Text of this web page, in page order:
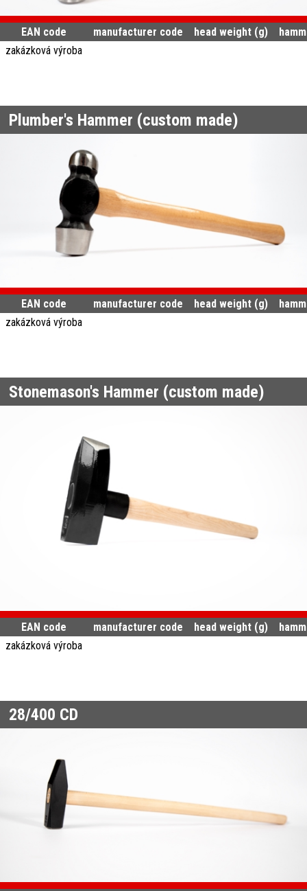
EAN code manufacturer code head weight (g)
zakázková výroba
Plumber's Hammer (custom made)
EAN code manufacturer code head weight (g)
zakázková výroba
Stonemason's Hammer (custom made)
EAN code manufacturer code head weight (g)
zakázková výroba
28/400 CD